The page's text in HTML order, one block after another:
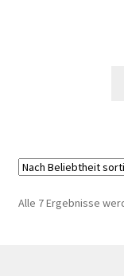
Alle 7 Ergebnisse